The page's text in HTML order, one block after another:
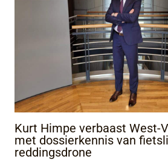
Kurt Himpe verbaast West-
met dossierkennis van
reddingsdrone